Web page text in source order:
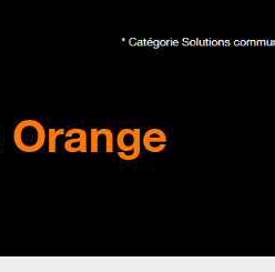
Orange